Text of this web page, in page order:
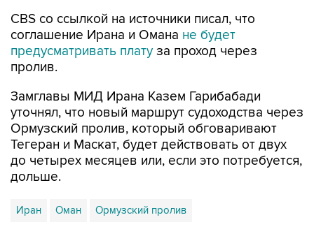
CBS со ссылкой на источники писал, что
соглашение Ирана и Омана не будет
предусматривать плату за проход через
пролив.
Замглавы МИД Ирана Казем Гарибабади
уточнял, что новый маршрут судоходства через
Ормузский пролив, который обговаривают
Тегеран и Маскат, будет действовать от двух
до четырех месяцев или, если это потребуется,
дольше.
Иран Оман Ормузский пролив